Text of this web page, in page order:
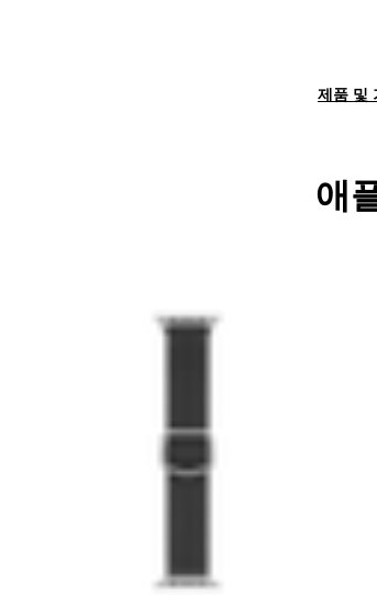
제품 및
애